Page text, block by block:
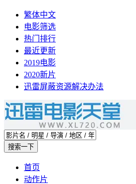
繁体中文
电影筛选
热门排行
最近更新
2019电影
2020新片
迅雷屏蔽资源解决办法
首页
动作片